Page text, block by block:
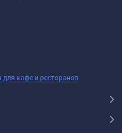
кафе и ресторанов